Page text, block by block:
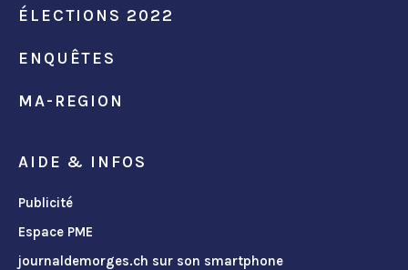
ÉLECTIONS 2022
ENQUÊTES
MA-REGION
AIDE & INFOS
Publicité
Espace PME
journaldemorges.ch sur son smartphone